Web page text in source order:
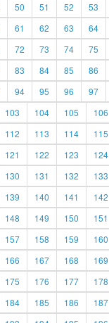
50 51 52 53
61 62 63 64
72 73 74 75
83 84 85 86
94 95 96 97
103 104 105 106
112 113 114 115
121 122 123 124
130 131 132 133
139 140 141 142
148 149 150 151
157 158 159 160
166 167 168 169
175 176 177 178
184 185 186 187